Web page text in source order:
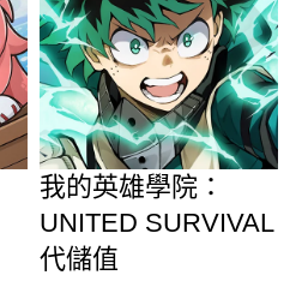
我的英雄學院：
UNITED SURVIVAL
代儲值